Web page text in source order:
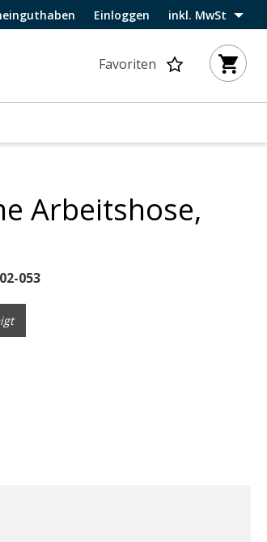
Einloggen inkl. MwSt
Favoriten
Arbeitshose,
053